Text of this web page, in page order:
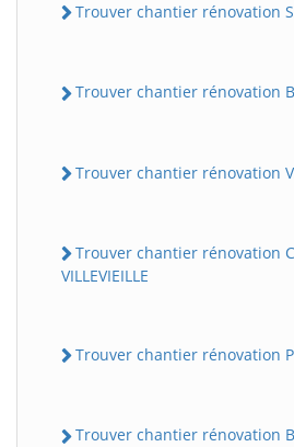
Trouver chantier rénovation
Trouver chantier rénovation
Trouver chantier rénovation
Trouver chantier rénovation
VILLEVIEILLE
Trouver chantier rénovation
Trouver chantier rénovation